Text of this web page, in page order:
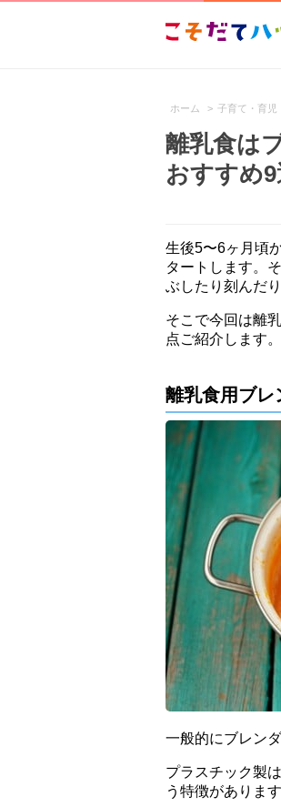
ホーム > 子育て・育児
離乳食は
おすすめ
生後5〜6ヶ月頃
タートします。
ぶしたり刻んだ
そこで今回は離
点ご紹介します。
離乳食用ブレ
一般的にブレンダ
プラスチック製は
う特徴があります